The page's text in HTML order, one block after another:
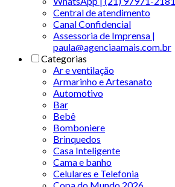
Central de atendimento
Canal Confidencial
Assessoria de Imprensa |
paula@agenciaamais.com.br
Categorias
Ar e ventilação
Armarinho e Artesanato
Automotivo
Bar
Bebê
Bomboniere
Brinquedos
Casa Inteligente
Cama e banho
Celulares e Telefonia
Copa do Mundo 2026